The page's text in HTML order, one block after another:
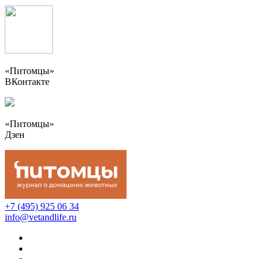
«Питомцы»
ВКонтакте
«Питомцы»
Дзен
+7 (495) 925 06 34
info@vetandlife.ru